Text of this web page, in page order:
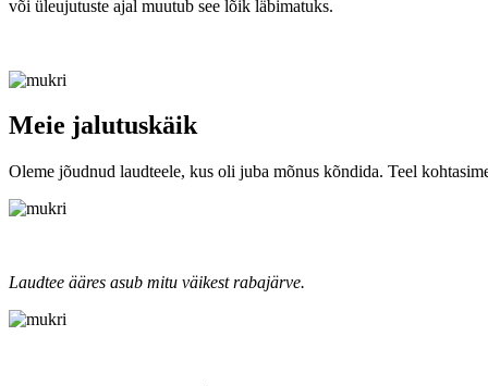
või üleujutuste ajal muutub see lõik läbimatuks.
Meie jalutuskäik
Oleme jõudnud laudteele, kus oli juba mõnus kõndida. Teel
Laudtee ääres asub mitu väikest rabajärve.